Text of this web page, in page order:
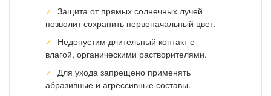
Защита от прямых солнечных лучей
позволит сохранить первоначальный цвет.
Недопустим длительный контакт с
влагой, органическими растворителями.
Для ухода запрещено применять
абразивные и агрессивные составы.